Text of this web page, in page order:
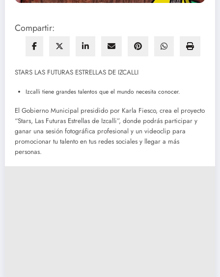
Compartir:
STARS LAS FUTURAS ESTRELLAS DE IZCALLI
Izcalli tiene grandes talentos que el mundo necesita conocer.
El Gobierno Municipal presidido por Karla Fiesco, crea el proyecto
“Stars, Las Futuras Estrellas de Izcalli”, donde podrás participar y
ganar una sesión fotográfica profesional y un videoclip para
promocionar tu talento en tus redes sociales y llegar a más
personas.